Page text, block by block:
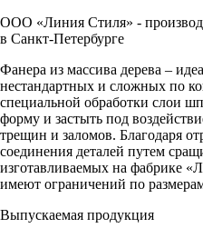
ООО «Линия Стиля» -
в Санкт-Петербурге
Фанера из массива дерева –
нестандартных и сложных по
специальной обработки слои
форму и застыть под
трещин и заломов. Благодаря
соединения деталей путем
изготавливаемых на фабрике
имеют ограничений по
Выпускаемая продукция